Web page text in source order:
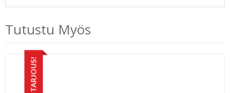
Tutustu Myös
TARJOUS!